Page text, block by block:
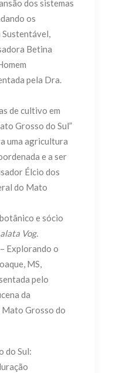
dos sistemas
os
Betina
pela Dra.
de cultivo em
Grosso do Sul”
uma agricultura
e a ser
Élcio dos
do Mato
e sócio
Vog.
Explorando o
MS,
pelo
da
Mato Grosso do
do Sul: